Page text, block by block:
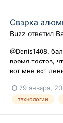
Сварка
Buzz ответил
@Denis1408,
время тестов,
вот мне вот
29 января,
технологии